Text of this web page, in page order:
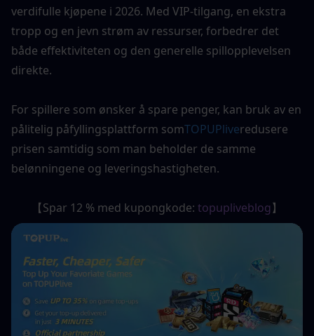
verdifulle kjøpene i 2026. Med VIP-tilgang, en ekstra
tropp og en jevn strøm av ressurser, forbedrer det
både effektiviteten og den generelle spillopplevelsen
direkte.
For spillere som ønsker å spare penger, kan bruk av en
pålitelig påfyllingsplattform somTOPUPliveredusere
prisen samtidig som man beholder de samme
belønningene og leveringshastigheten.
【Spar 12 % med kupongkode: topupliveblog】